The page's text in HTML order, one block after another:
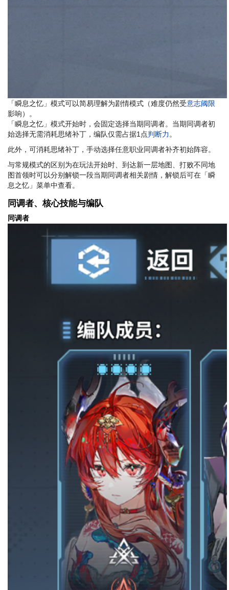
「瞬息之忆」模式可以简易理解为剧情模式（难度仍然受意志阈限
影响）。
「瞬息之忆」模式开始时，会固定选择当期同调者。当期同调者初
始选择无需消耗思绪补丁，编队仅需占据1点判断力 。
此外，可消耗思绪补丁，手动选择任意职业同调者补齐初始阵容。
与常规模式的区别为在玩法开始时、到达新一层地图、打败不同地
图首领时可以分别解锁一段当期同调者相关剧情，解锁后可在「瞬
息之忆」菜单中查看。
同调者、核心技能与编队
同调者